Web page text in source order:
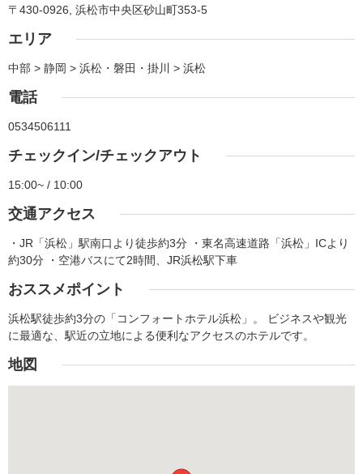
〒430-0926, 浜松市中央区砂山町353-5
エリア
中部 > 静岡 > 浜松・磐田・掛川 > 浜松
電話
0534506111
チェックイン/チェックアウト
15:00~ / 10:00
交通アクセス
・JR「浜松」駅南口より徒歩約3分 ・東名高速道路「浜松」ICより
約30分 ・空港バスにて2時間、JR浜松駅下車
おススメポイント
浜松駅徒歩約3分の「コンフォートホテル浜松」。 ビジネスや観光
に最適な、駅近の立地による便利なアクセスのホテルです。
地図